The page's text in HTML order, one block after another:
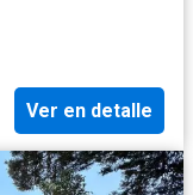
Ver en detalle